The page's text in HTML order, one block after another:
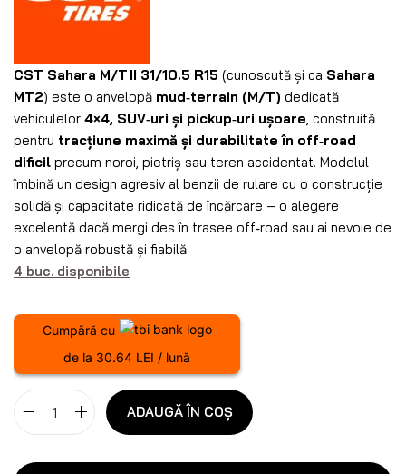
CST Sahara M/T II 31/10.5 R15 (cunoscută și ca Sahara
MT2) este o anvelopă mud‑terrain (M/T) dedicată
vehiculelor 4×4, SUV‑uri și pickup‑uri ușoare , construită
pentru tracțiune maximă și durabilitate în off‑road
dificil precum noroi, pietriș sau teren accidentat. Modelul
îmbină un design agresiv al benzii de rulare cu o construcție
solidă și capacitate ridicată de încărcare – o alegere
excelentă dacă mergi des în trasee off‑road sau ai nevoie de
o anvelopă robustă și fiabilă.
4 buc. disponibile
Cumpără cu
de la 30.64 LEI / lună
ADAUGĂ ÎN COȘ